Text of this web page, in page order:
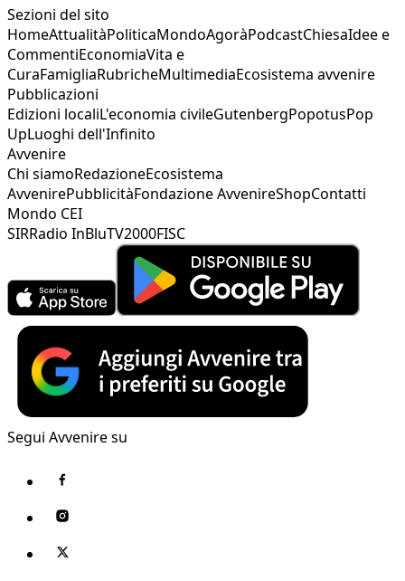
Sezioni del sito
HomeAttualitàPoliticaMondoAgoràPodcastChiesaIdee e
CommentiEconomiaVita e
CuraFamigliaRubricheMultimediaEcosistema avvenire
Pubblicazioni
Edizioni localiL'economia civileGutenbergPopotusPop
UpLuoghi dell'Infinito
Avvenire
Chi siamoRedazioneEcosistema
AvvenirePubblicitàFondazione AvvenireShopContatti
Mondo CEI
SIRRadio InBluTV2000FISC
Segui Avvenire su